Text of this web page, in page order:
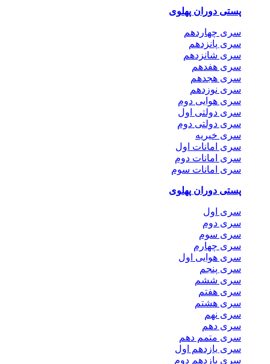
پستی دوران پهلوی
سری چهاردهم
سری پانزدهم
سری شانزدهم
سری هفدهم
سری هجدهم
سری نوزدهم
سری هوایی دوم
سری دولتی اول
سری دولتی دوم
سری خیریه
سری امانات اول
سری امانات دوم
سری امانات سوم
پستی دوران پهلوی
سری اول
سری دوم
سری سوم
سری چهارم
سری هوایی اول
سری پنجم
سری ششم
سری هفتم
سری هشتم
سری نهم
سری دهم
سری متمم دهم
سری یازدهم اول
سری یازدهم دوم